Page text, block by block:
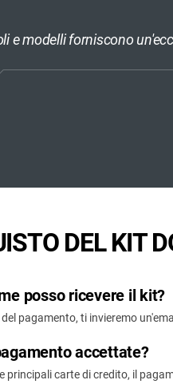
e modelli forniscono
DEL KIT
posso ricevere il kit?
pagamento, ti invieremo
accettate?
principali carte di credito, il